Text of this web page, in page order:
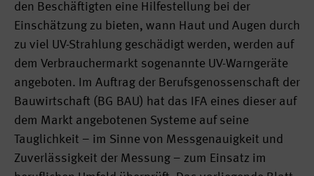
den Beschäftigten eine Hilfestellung bei der
Einschätzung zu bieten, wann Haut und Augen durch
zu viel UV-Strahlung geschädigt werden, werden auf
dem Verbrauchermarkt sogenannte UV-Warngeräte
angeboten. Im Auftrag der Berufsgenossenschaft der
Bauwirtschaft (BG BAU) hat das IFA eines dieser auf
dem Markt angebotenen Systeme auf seine
Tauglichkeit – im Sinne von Messgenauigkeit und
Zuverlässigkeit der Messung – zum Einsatz im